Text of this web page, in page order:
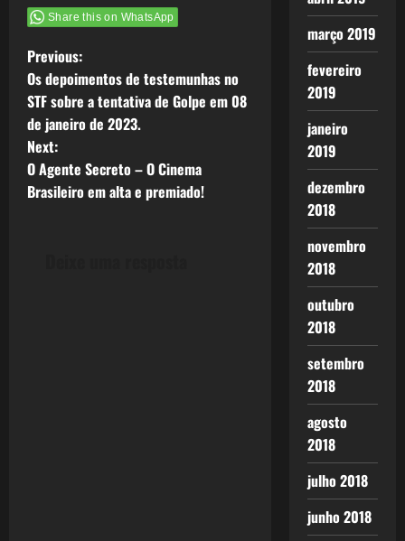
Share this on WhatsApp
P
o
s
t
Previous:
Os depoimentos de testemunhas no
STF sobre a tentativa de Golpe em 08
de janeiro de 2023.
Next:
O Agente Secreto – O Cinema
Brasileiro em alta e premiado!
março 2019
fevereiro
2019
janeiro
2019
dezembro
2018
novembro
2018
outubro
2018
setembro
2018
agosto
2018
julho 2018
junho 2018